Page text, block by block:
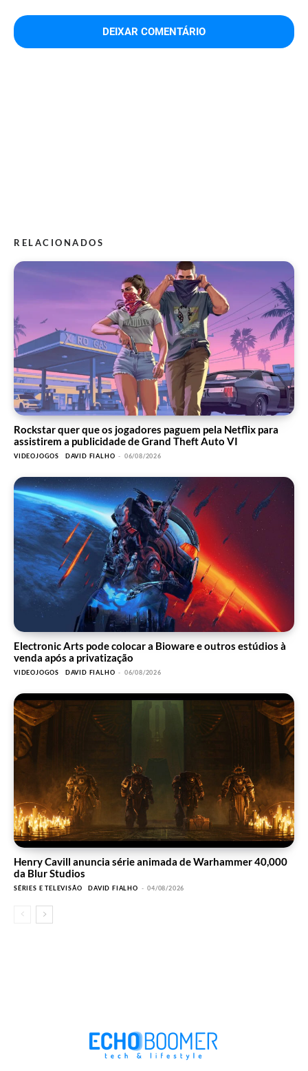
RELACIONADOS
Rockstar quer que os jogadores paguem pela Netflix para
assistirem a publicidade de Grand Theft Auto VI
VIDEOJOGOS DAVID FIALHO - 06/08/2026
Electronic Arts pode colocar a Bioware e outros estúdios à
venda após a privatização
VIDEOJOGOS DAVID FIALHO - 06/08/2026
Henry Cavill anuncia série animada de Warhammer 40,000
da Blur Studios
SÉRIES E TELEVISÃO DAVID FIALHO - 04/08/2026